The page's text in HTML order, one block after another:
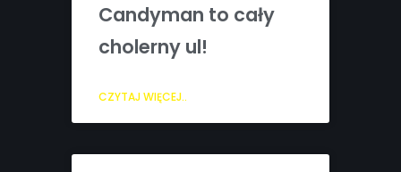
Candyman to cały
cholerny ul!
CZYTAJ WIĘCEJ..